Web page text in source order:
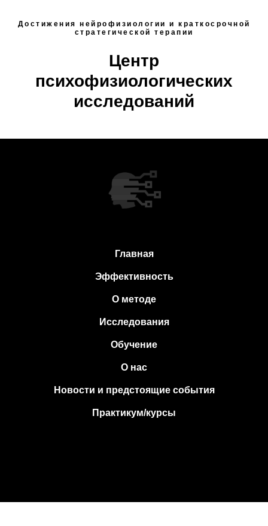
Достижения нейрофизиологии и краткосрочной
стратегической терапии
Центр
психофизиологических
исследований
Главная
Эффективность
О методе
Исследования
Обучение
О нас
Новости и предстоящие события
Практикум/курсы